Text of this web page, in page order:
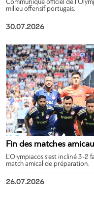
Communiqué officiel de
milieu offensif portugais.
30.07.2026
Fin des matches
L’Olympiacos s’est incliné 3-
match amical de préparation.
26.07.2026